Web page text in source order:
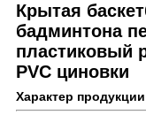
Крытая
бадминтона
пластиковый
PVC циновки
Характер продукции